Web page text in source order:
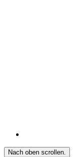
Nach oben scrollen.